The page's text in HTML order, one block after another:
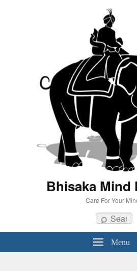
Bhisaka Mind
Care For Your
Search
Menu